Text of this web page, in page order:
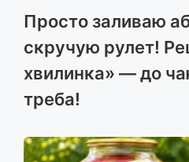
Просто заливаю
скручую рулет!
хвилинка» — до
треба!